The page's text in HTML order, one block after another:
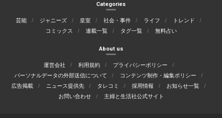
Categories
芸能 ジャニーズ 皇室 社会・事件 ライフ
トレンド
コミックス
連載一覧 タグ一覧 無料占い
About us
運営会社 利用規約
プライバシーポリシー
パーソナルデータの外部送信について
コンテンツ制作・編集ポリシー
広告掲載
ニュース提供先 タレコミ 採用情報
お知らせ一覧
お問い合わせ
主婦と生活社公式サイト